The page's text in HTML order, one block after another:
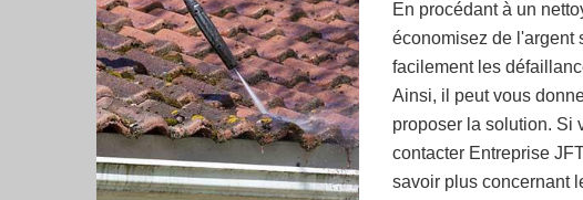
En procédant à un
économisez de l'argent
facilement les
Ainsi, il peut vous
proposer la solution. Si
contacter Entreprise
savoir plus concernant